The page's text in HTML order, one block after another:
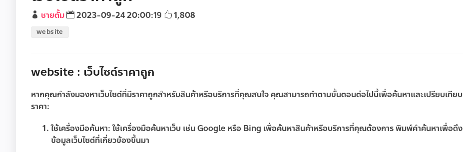
ชายตั้ม 2023-09-24 20:00:19 1,808
website
website : เว็บไซต์ราคาถูก
หากคุณกำลังมองหาเว็บไซต์ที่มีราคาถูกสำหรับสินค้าหรือบริการที่คุณสนใจ คุณสามารถทำตามขั้นตอนต่อไปนี้เพื่อค้นหาและเปรียบเทียบ
ราคา:
ใช้เครื่องมือค้นหา:ใช้เครื่องมือค้นหาเว็บ เช่น Google หรือ Bing เพื่อค้นหาสินค้าหรือบริการที่คุณต้องการ พิมพ์คำค้นหาเพื่อดึง
ข้อมูลเว็บไซต์ที่เกี่ยวข้องขึ้นมา